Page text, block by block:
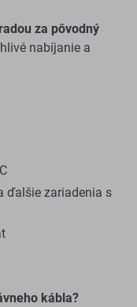
za pôvodný
nabíjanie a
ďalšie zariadenia s
kábla?